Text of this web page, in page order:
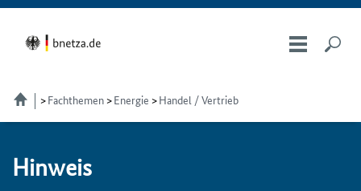
Fachthemen Energie Handel / Vertrieb
Hin­weis